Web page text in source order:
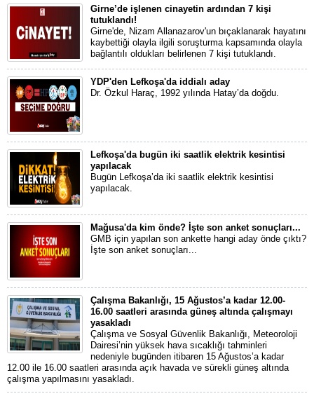
Girne’de işlenen cinayetin ardından 7 kişi
tutuklandı!
Girne'de, Nizam Allanazarov'un bıçaklanarak hayatını
kaybettiği olayla ilgili soruşturma kapsamında olayla
bağlantılı oldukları belirlenen 7 kişi tutuklandı.
YDP'den Lefkoşa'da iddialı aday
Dr. Özkul Haraç, 1992 yılında Hatay’da doğdu.
Lefkoşa'da bugün iki saatlik elektrik kesintisi
yapılacak
Bugün Lefkoşa’da iki saatlik elektrik kesintisi
yapılacak.
Mağusa'da kim önde? İşte son anket sonuçları...
GMB için yapılan son ankette hangi aday önde çıktı?
İşte son anket sonuçları...
Çalışma Bakanlığı, 15 Ağustos’a kadar 12.00-
16.00 saatleri arasında güneş altında çalışmayı
yasakladı
Çalışma ve Sosyal Güvenlik Bakanlığı, Meteoroloji
Dairesi’nin yüksek hava sıcaklığı tahminleri
nedeniyle bugünden itibaren 15 Ağustos’a kadar
12.00 ile 16.00 saatleri arasında açık havada ve sürekli güneş altında
çalışma yapılmasını yasakladı.